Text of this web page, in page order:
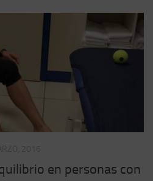
en personas con